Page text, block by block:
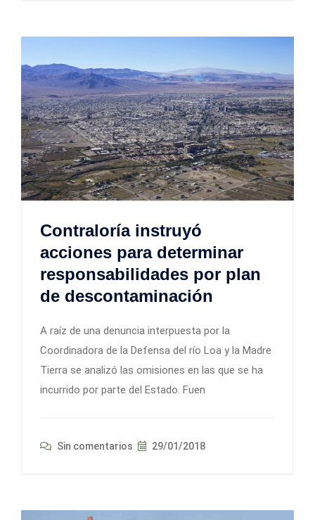
Contraloría instruyó
acciones para determinar
responsabilidades por plan
de descontaminación
A raíz de una denuncia interpuesta por la
Coordinadora de la Defensa del río Loa y la Madre
Tierra se analizó las omisiones en las que se ha
incurrido por parte del Estado. Fuen
Sin comentarios 29/01/2018